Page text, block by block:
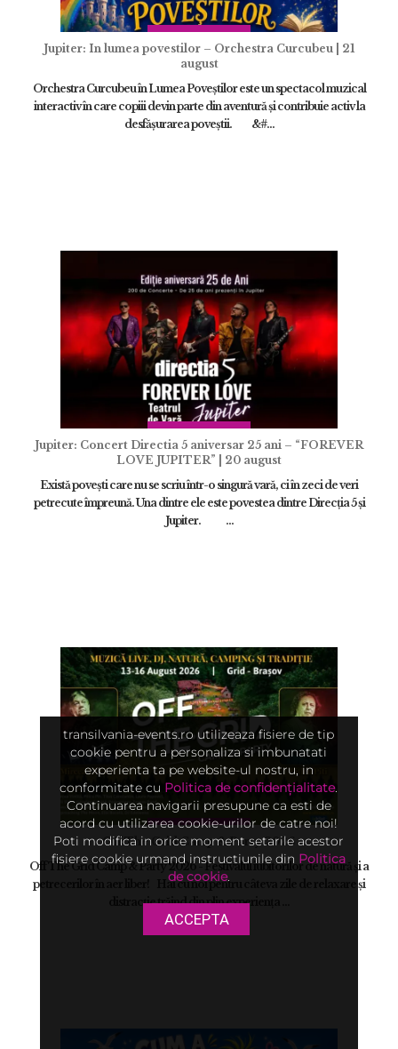
Jupiter: In lumea povestilor – Orchestra Curcubeu | 21
august
Orchestra Curcubeu în Lumea Poveștilor este un spectacol muzical
interactiv în care copiii devin parte din aventură și contribuie activ la
desfășurarea poveștii. &#...
Jupiter: Concert Directia 5 aniversar 25 ani – “FOREVER
LOVE JUPITER” | 20 august
Există povești care nu se scriu într-o singură vară, ci în zeci de veri
petrecute împreună. Una dintre ele este povestea dintre Direcția 5 și
Jupiter. ...
Off The Grid Camp & Party 2026
Off The Grid Camp & Party 2026 - Festivalul iubitorilor de natură și a
petrecerilor în aer liber! Hai cu noi pentru câteva zile de relaxare și
distracție trăind din plin experiența ...
transilvania-events.ro utilizeaza fisiere de tip
cookie pentru a personaliza si imbunatati
experienta ta pe website-ul nostru, in
conformitate cu Politica de confidențialitate.
Continuarea navigarii presupune ca esti de
acord cu utilizarea cookie-urilor de catre noi!
Poti modifica in orice moment setarile acestor
fisiere cookie urmand instructiunile din Politica
de cookie.
ACCEPTA